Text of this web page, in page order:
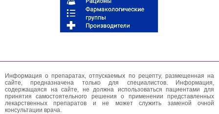
Информация о препаратах, отпускаемых по рецепту, размещенная на
сайте, предназначена только для специалистов. Информация,
содержащаяся на сайте, не должна использоваться пациентами для
принятия самостоятельного решения о применении представленных
лекарственных препаратов и не может служить заменой очной
консультации врача.